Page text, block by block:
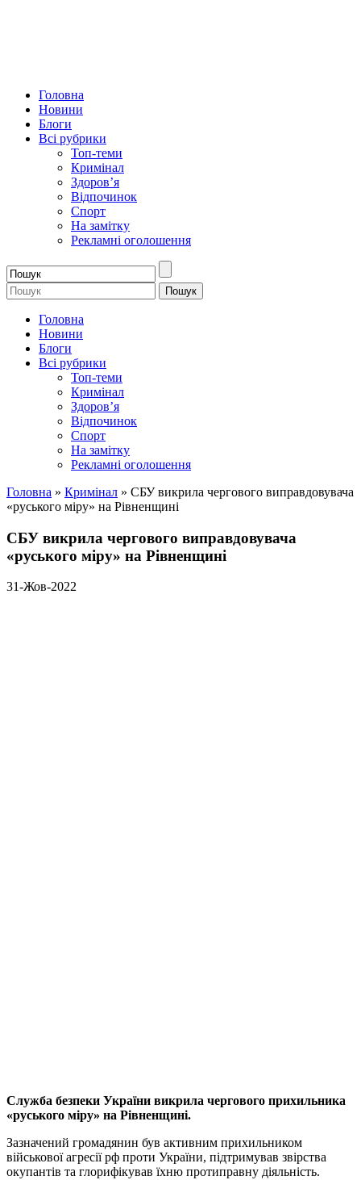
Головна
Новини
Блоги
Всі рубрики
Топ-теми
Кримінал
Здоров’я
Відпочинок
Спорт
На замітку
Рекламні оголошення
Головна
Новини
Блоги
Всі рубрики
Топ-теми
Кримінал
Здоров’я
Відпочинок
Спорт
На замітку
Рекламні оголошення
Головна » Кримінал » СБУ викрила чергового виправдовувача
«руського міру» на Рівненщині
СБУ викрила чергового виправдовувача
«руського міру» на Рівненщині
31-Жов-2022
Служба безпеки України викрила чергового прихильника
«руського міру» на Рівненщині.
Зазначений громадянин був активним прихильником
військової агресії рф проти України, підтримував звірства
окупантів та глорифікував їхню протиправну діяльність.